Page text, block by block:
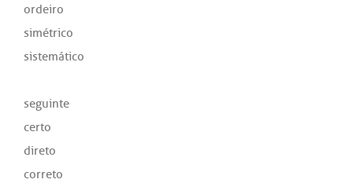
ordeiro
simétrico
sistemático
seguinte
certo
direto
correto